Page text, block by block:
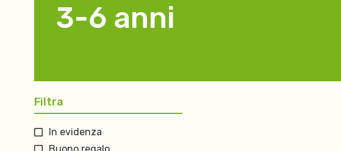
3-6 anni
Filtra
In evidenza